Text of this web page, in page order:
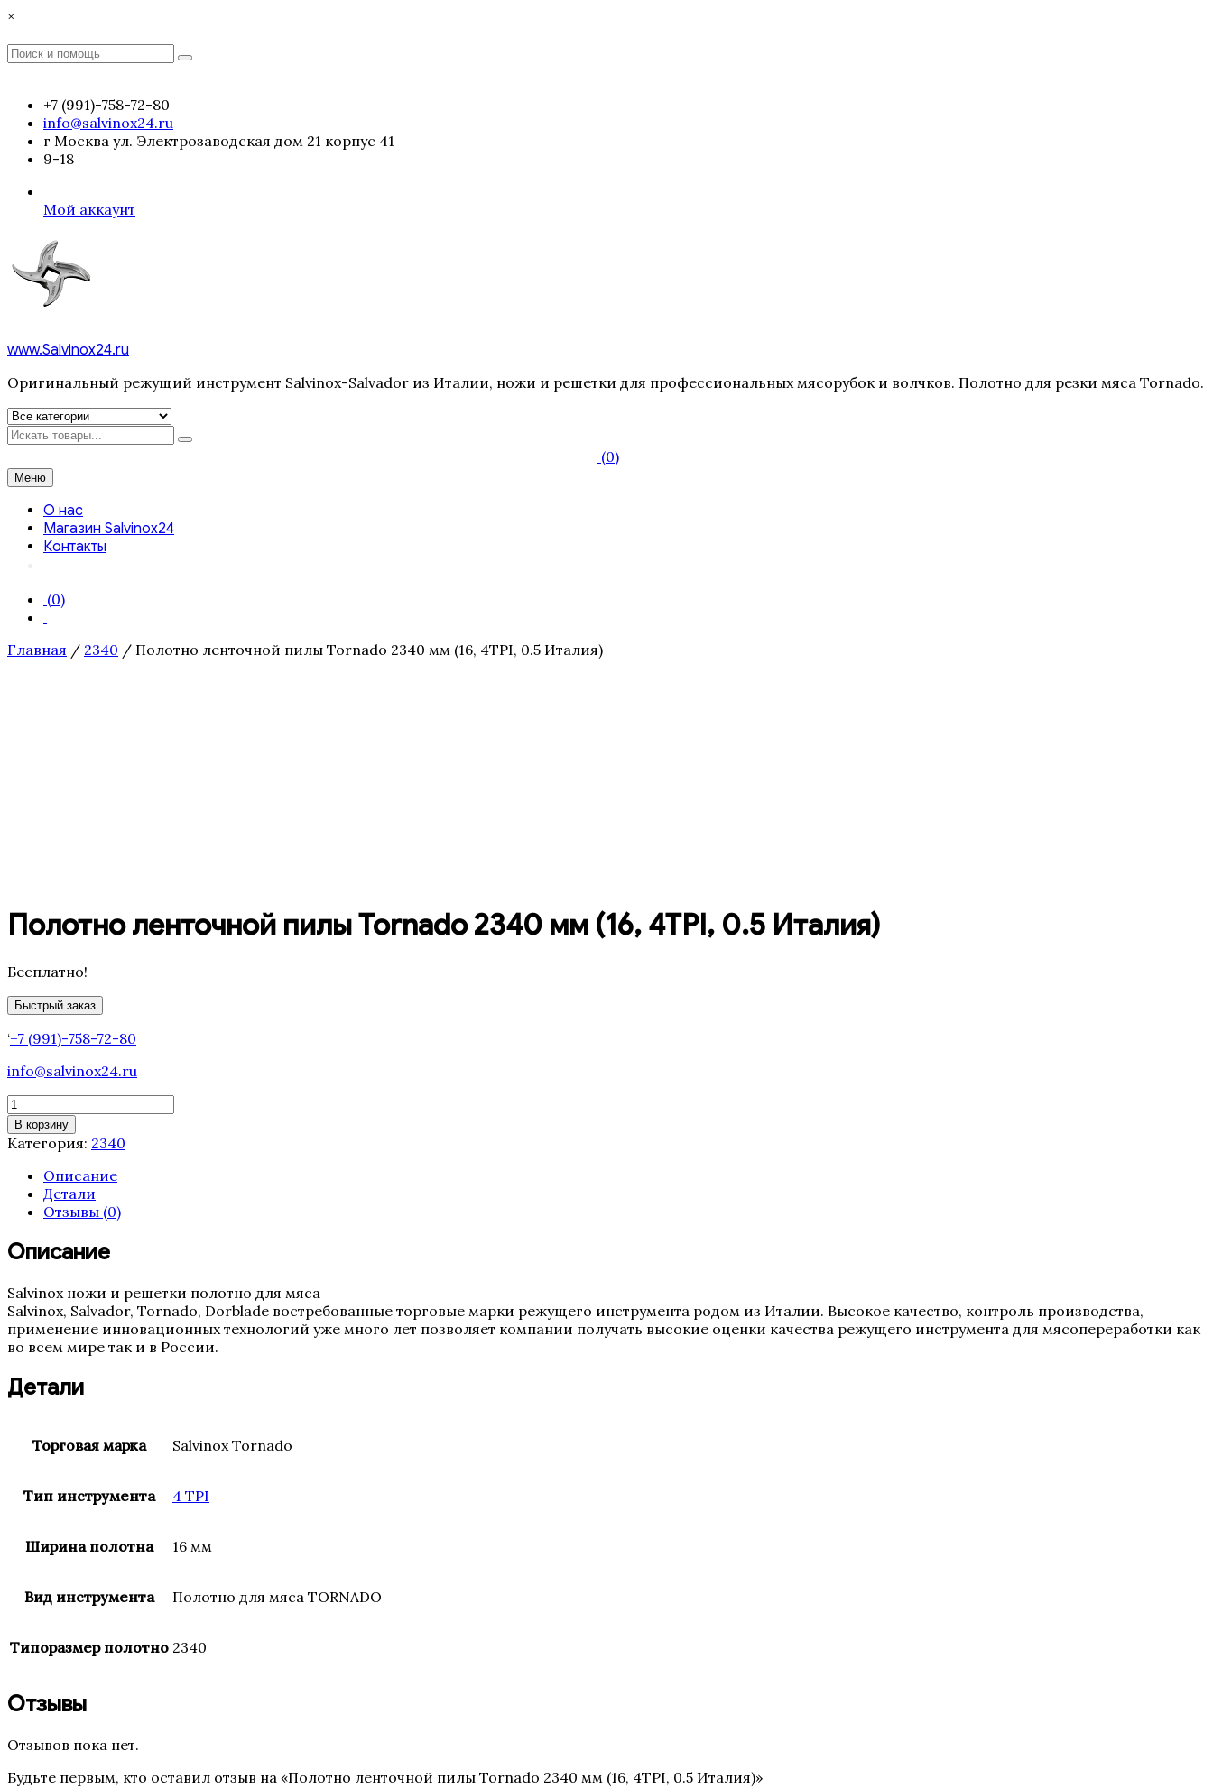
Перейти
содержимому
×
Поиск
Поиск
+7 (991)-758-72-80
info@salvinox24.ru
г Москва ул. Электрозаводская дом 21 корпус 41
9-18
Мой аккаунт
www.Salvinox24.ru
Оригинальный режущий инструмент Salvinox-Salvador из Италии, ножи и решетки для профессиональных мясорубок и волчков. Полотно для резки мяса Tornado.
Искать
(0)
Меню
О нас
Магазин Salvinox24
Контакты
(0)
Главная / 2340 / Полотно ленточной пилы Tornado 2340 мм (16, 4TPI, 0.5 Италия)
Полотно ленточной пилы Tornado 2340 мм (16, 4TPI, 0.5 Италия)
Бесплатно!
Быстрый заказ
‘+7 (991)-758-72-80
info@salvinox24.ru
Количество
товара
Полотно
ленточной
пилы
Tornado
2340
(16,
4TPI,
Италия)
В корзину
Категория: 2340
Описание
Детали
Отзывы (0)
Описание
Salvinox ножи и решетки полотно для мяса
Salvinox, Salvador, Tornado, Dorblade востребованные торговые марки режущего инструмента родом из Италии. Высокое качество, контроль производства,
применение инновационных технологий уже много лет позволяет компании получать высокие оценки качества режущего инструмента для мясопереработки как
во всем мире так и в России.
Детали
Торговая марка Salvinox Tornado
Тип инструмента 4 TPI
Ширина полотна 16 мм
Вид инструмента Полотно для мяса TORNADO
Типоразмер полотно 2340
Отзывы
Отзывов пока нет.
Будьте первым, кто оставил отзыв на «Полотно ленточной пилы Tornado 2340 мм (16, 4TPI, 0.5 Италия)»